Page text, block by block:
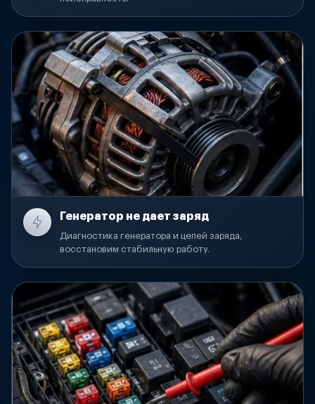
Генератор не дает заряд
Диагностика генератора и цепей заряда,
восстановим стабильную работу.